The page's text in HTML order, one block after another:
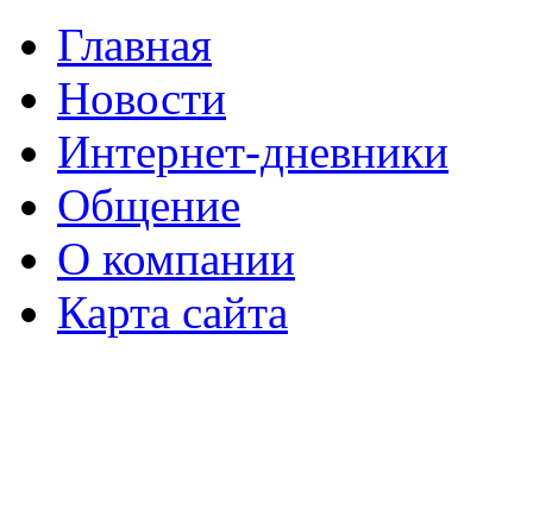
Главная
Новости
Интернет-дневники
Общение
О компании
Карта сайта